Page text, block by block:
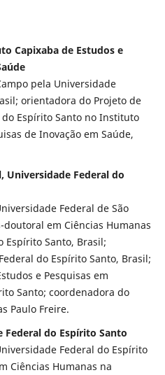
Capixaba de Estudos e
pela Universidade
orientadora do Projeto de
do Espírito Santo no Instituto
de Inovação em Saúde,
Universidade Federal do
Federal de São
doutoral em Ciências Humanas
Espírito Santo, Brasil;
do Espírito Santo, Brasil;
e Pesquisas em
Santo; coordenadora do
Paulo Freire.
Federal do Espírito Santo
Federal do Espírito
Ciências Humanas na